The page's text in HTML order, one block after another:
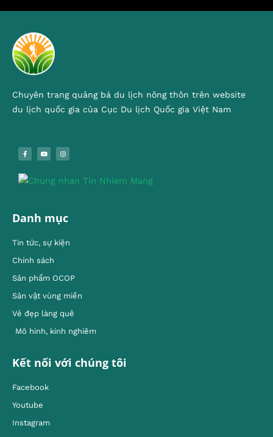
Chuyên trang quảng bá du lịch nông thôn trên website
du lịch quốc gia của Cục Du lịch Quốc gia Việt Nam
Danh mục
Tin tức, sự kiện
Chính sách
Sản phẩm OCOP
Sản vật vùng miền
Vẻ đẹp làng quê
Mô hình, kinh nghiêm
Kết nối với chúng tôi
Facebook
Youtube
Instagram